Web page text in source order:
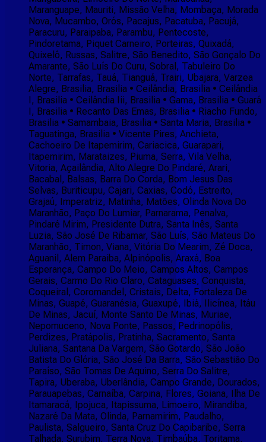
Maranguape, Mauriti, Missão Velha, Mombaça, Morada
Nova, Mucambo, Orós, Pacajus, Pacatuba, Pacujá,
Paracuru, Paraipaba, Parambu, Pentecoste,
Pindoretama, Piquet Carneiro, Porteiras, Quixadá,
Quixelô, Russas, Salitre, São Benedito, São Gonçalo Do
Amarante, São Luís Do Curu, Sobral, Tabuleiro Do
Norte, Tarrafas, Tauá, Tianguá, Trairi, Ubajara, Varzea
Alegre, Brasilia, Brasilia • Ceilândia, Brasilia • Ceilândia
I, Brasilia • Ceilândia Iii, Brasilia • Gama, Brasilia • Guará
I, Brasilia • Recanto Das Emas, Brasilia • Riacho Fundo,
Brasilia • Samambaia, Brasilia • Santa Maria, Brasilia •
Taguatinga, Brasilia • Vicente Pires, Anchieta,
Cachoeiro De Itapemirim, Cariacica, Guarapari,
Itapemirim, Marataizes, Piuma, Serra, Vila Velha,
Vitoria, Açailândia, Alto Alegre Do Pindaré, Arari,
Bacabal, Balsas, Barra Do Corda, Bom Jesus Das
Selvas, Buriticupu, Cajari, Caxias, Codó, Estreito,
Grajaú, Imperatriz, Matinha, Matões, Olinda Nova Do
Maranhão, Paço Do Lumiar, Parnarama, Penalva,
Pindaré Mirim, Presidente Dutra, Santa Inês, Santa
Luzia, São José De Ribamar, São Luís, São Mateus Do
Maranhão, Timon, Viana, Vitória Do Mearim, Zé Doca,
Aguanil, Alem Paraiba, Alpinópolis, Araxá, Boa
Esperança, Campo Do Meio, Campos Altos, Campos
Gerais, Carmo Do Rio Claro, Cataguases, Conquista,
Coqueiral, Coromandel, Cristais, Delta, Fortaleza De
Minas, Guapé, Guaranésia, Guaxupé, Ibiá, Ilicínea, Itáu
De Minas, Jacuí, Monte Santo De Minas, Muriae,
Nepomuceno, Nova Ponte, Passos, Pedrinopólis,
Perdizes, Pratápolis, Pratinha, Sacramento, Santa
Juliana, Santana Da Vargem, São Gotardo, São João
Batista Do Glória, São José Da Barra, São Sebastião Do
Paraíso, São Tomas De Aquino, Serra Do Salitre,
Tapira, Uberaba, Uberlândia, Campo Grande, Dourados,
Parauapebas, Carnaíba, Carpina, Flores, Goiana, Ilha De
Itamaracá, Ipojuca, Itapissuma, Limoeiro, Mirandiba,
Nazaré Da Mata, Olinda, Parnamirim, Paudalho,
Paulista, Salgueiro, Santa Cruz Do Capibaribe, Serra
Talhada, Surubim, Terra Nova, Timbaúba, Toritama,